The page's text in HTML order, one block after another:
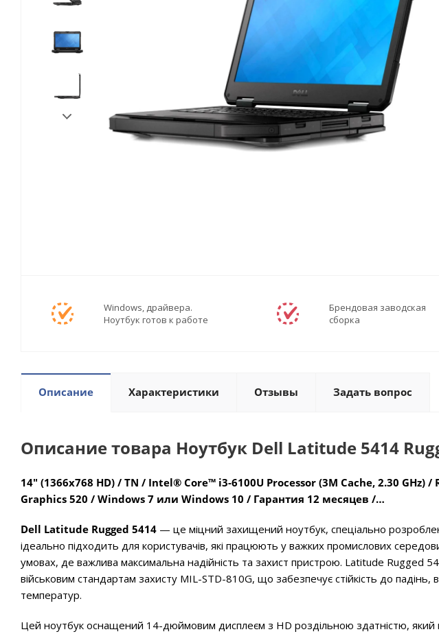
Windows, драйвера.
Ноутбук готов к работе
Брендовая заводская
сборка
Описание Характеристики Отзывы Задать вопрос
Описание товара Ноутбук Dell Latitude 5414
14" (1366x768 HD) / TN / Intel® Core™ i3-6100U Processor (3M Cache, 2.30 GHz) /
Graphics 520 / Windows 7 или Windows 10 / Гарантия 12 месяцев /…
Dell Latitude Rugged 5414 — це міцний захищений ноутбук, спеціально
ідеально підходить для користувачів, які працюють у важких промислових
умовах, де важлива максимальна надійність та захист пристрою. Latitude Rugged
військовим стандартам захисту MIL-STD-810G, що забезпечує стійкість до падінь,
температур.
Цей ноутбук оснащений 14-дюймовим дисплеєм з HD роздільною здатністю, який